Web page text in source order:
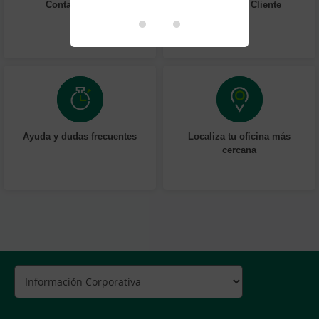
Contacta online Atención al Cliente
Ayuda y dudas frecuentes
Localiza tu oficina más
cercana